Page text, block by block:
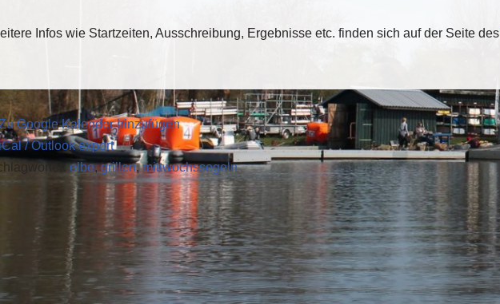
Infos wie Startzeiten, Ausschreibung, Ergebnisse etc. finden sich auf der Seite des
Google Kalender hinzufügen
/ Outlook export
elbe,grillen,mittwochssegeln